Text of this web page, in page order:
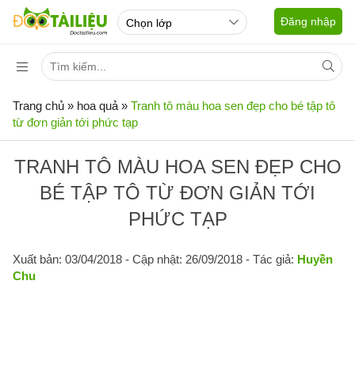
Đăng nhập
Trang chủ » hoa quả » Tranh tô màu hoa sen đẹp cho bé tập tô
từ đơn giản tới phức tạp
TRANH TÔ MÀU HOA SEN ĐẸP CHO
BÉ TẬP TÔ TỪ ĐƠN GIẢN TỚI
PHỨC TẠP
Xuất bản: 03/04/2018 - Cập nhật: 26/09/2018 - Tác giả: Huyền
Chu